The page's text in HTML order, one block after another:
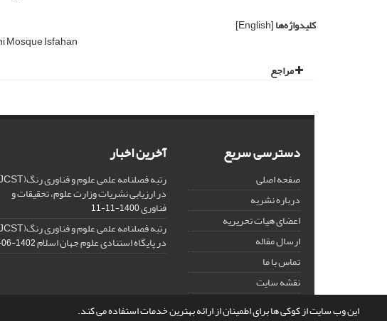
این وب سایت از کوکی ها برای اطمینان از ارائه بهترین خدمات استفاده می کند.
کلیدواژه‌ها[English]
Mosque Isfahan
مراجع
دسترسی سریع
صفحه اصلی
درباره نشریه
اعضای هیات تحریریه
ارسال مقاله
تماس با ما
نقشه سایت
آخرین اخبار
در ارزیابی نشریات وزارت علوم، تحقیقات و
فناوری1400-11-11
در پایگاه استنادی علوم جهان اسلام1402-06-20
© سامانه مدیریت نشریات علمی.قدرت گرفته ازسیناوب